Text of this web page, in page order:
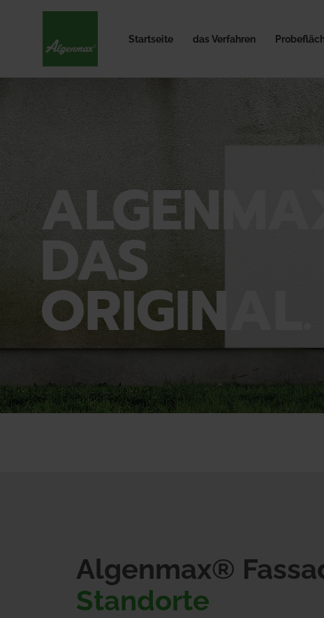
Startseite das Verfahren
ALGENMAX.
DAS
ORIGINAL.
Algenmax®
Standorte